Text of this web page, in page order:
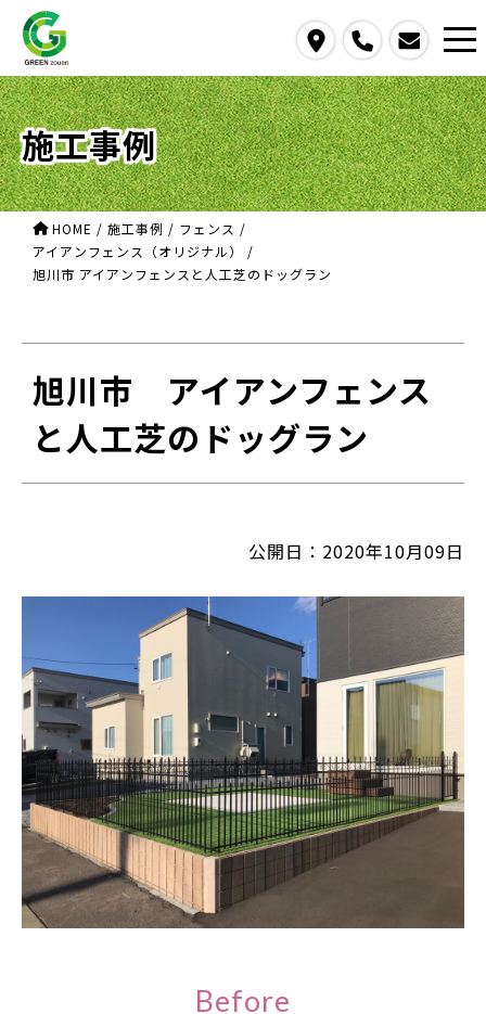
contact us
施工事例
HOME / 施工事例 / フェンス /
アイアンフェンス（オリジナル）
/
旭川市 アイアンフェンスと人工芝のドッグラン
旭川市 アイアンフェンス
と人工芝のドッグラン
公開日：2020年10月09日